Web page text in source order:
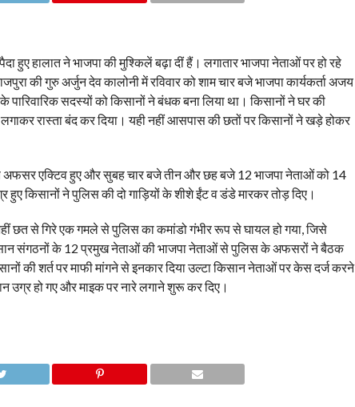
हुए हालात ने भाजपा की मुश्किलें बढ़ा दीं हैं। लगातार भाजपा नेताओं पर हो रहे
की गुरु अर्जुन देव कालोनी में रविवार को शाम चार बजे भाजपा कार्यकर्ता अजय
पारिवारिक सदस्यों को किसानों ने बंधक बना लिया था। किसानों ने घर की
रास्ता बंद कर दिया। यही नहीं आसपास की छतों पर किसानों ने खड़े होकर
अफसर एक्टिव हुए और सुबह चार बजे तीन और छह बजे 12 भाजपा नेताओं को 14
हुए किसानों ने पुलिस की दो गाड़ियों के शीशे ईंट व डंडे मारकर तोड़ दिए।
छत से गिरे एक गमले से पुलिस का कमांडो गंभीर रूप से घायल हो गया, जिसे
संगठनों के 12 प्रमुख नेताओं की भाजपा नेताओं से पुलिस के अफसरों ने बैठक
की शर्त पर माफी मांगने से इनकार दिया उल्टा किसान नेताओं पर केस दर्ज करने
उग्र हो गए और माइक पर नारे लगाने शुरू कर दिए।